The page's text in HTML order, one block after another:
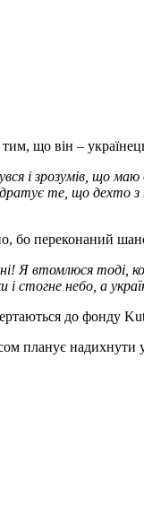
що він –
і зрозумів, що
те, що дехто
бо переконаний
Я втомлюся тоді,
і стогне небо, а
до фонду
планує